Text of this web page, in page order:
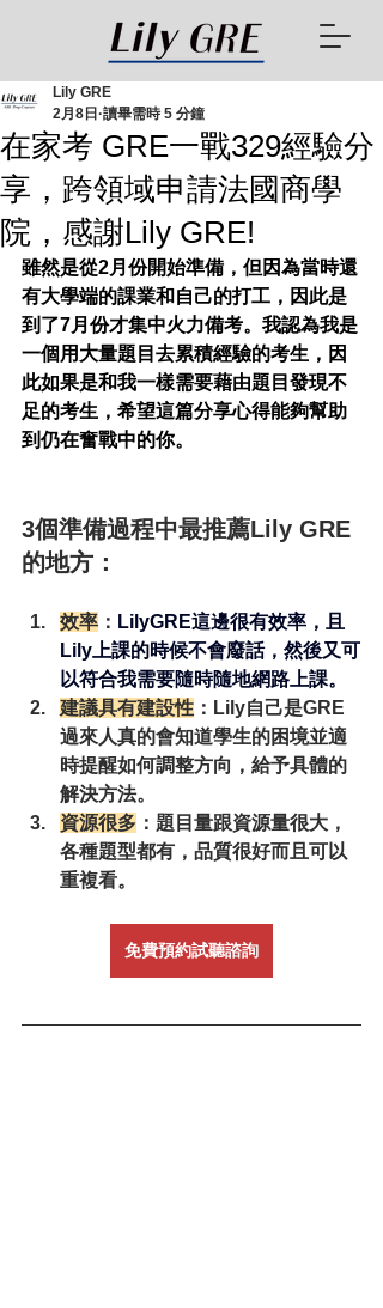
在家考 GRE一戰329經驗分
享，跨領域申請法國商學
院，感謝Lily GRE!
Lily GRE
2月8日 讀畢需時 5 分鐘
雖然是從2月份開始準備，但因為當時還
有大學端的課業和自己的打工，因此是
到了7月份才集中火力備考。我認為我是
一個用大量題目去累積經驗的考生，因
此如果是和我一樣需要藉由題目發現不
足的考生，希望這篇分享心得能夠幫助
到仍在奮戰中的你。
3個準備過程中最推薦Lily GRE
的地方：
效率 ： LilyGRE這邊很有效率，且
Lily上課的時候不會廢話，然後又可
以符合我需要隨時隨地網路上課。
建議具有建設性 ：Lily自己是GRE
過來人真的會知道學生的困境並適
時提醒如何調整方向，給予具體的
解決方法。
資源很多 ：題目量跟資源量很大，
各種題型都有，品質很好而且可以
重複看。
免費預約試聽諮詢